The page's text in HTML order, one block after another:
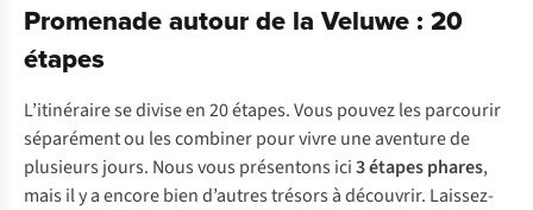
Promenade autour de la Veluwe : 20
étapes
L’itinéraire se divise en 20 étapes. Vous pouvez les parcourir
séparément ou les combiner pour vivre une aventure de
plusieurs jours. Nous vous présentons ici3 étapes phares,
mais il y a encore bien d’autres trésors à découvrir. Laissez-